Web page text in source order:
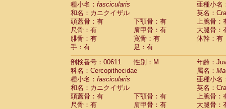
種小名： fascicularis
亜種小名
和名：カニクイザル
英名：
頭蓋骨：有
下顎骨：有
上腕骨：
尺骨：有
肩甲骨：有
大腿骨：
腓骨：有
寛骨：有
体幹：有
手：有
足：有
剖検番号：00611
性別：M
年齢：
科名：Cercopithecidae
属名：
種小名： fascicularis
亜種小名
和名：カニクイザル
英名：
頭蓋骨：有
下顎骨：有
上腕骨：
尺骨：有
肩甲骨：有
大腿骨：